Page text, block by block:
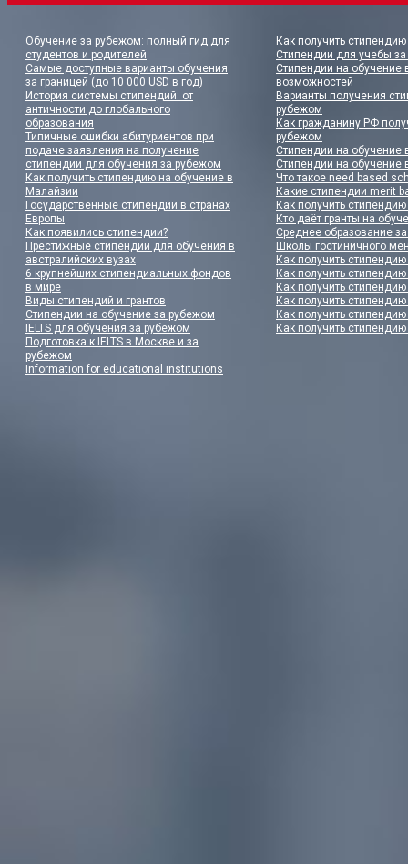
Обучение за рубежом: полный гид для
студентов и родителей
Самые доступные варианты обучения
за границей (до 10 000 USD в год)
История системы стипендий: от
античности до глобального
образования
Типичные ошибки абитуриентов при
подаче заявления на получение
стипендии для обучения за рубежом
Как получить стипендию на обучение в
Малайзии
Государственные стипендии в странах
Европы
Как появились стипендии?
Престижные стипендии для обучения в
австралийских вузах
6 крупнейших стипендиальных фондов
в мире
Виды стипендий и грантов
Стипендии на обучение за рубежом
IELTS для обучения за рубежом
Подготовка к IELTS в Москве и за
рубежом
Information for educational institutions
Как получить
Стипендии для учебы
Стипендии на обучение
возможностей
Варианты получения
рубежом
Как гражданину РФ
рубежом
Стипендии на обучение
Стипендии на обучение
Что такое need based
Какие стипендии merit
Как получить
Кто даёт гранты на
Среднее образование
Школы гостиничного
Как получить
Как получить
Как получить
Как получить
Как получить
Как получить